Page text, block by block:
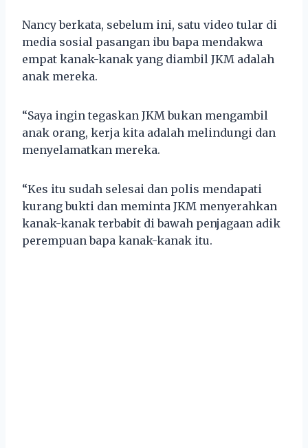
Nancy berkata, sebelum ini, satu video tular di
media sosial pasangan ibu bapa mendakwa
empat kanak-kanak yang diambil JKM adalah
anak mereka.
“Saya ingin tegaskan JKM bukan mengambil
anak orang, kerja kita adalah melindungi dan
menyelamatkan mereka.
“Kes itu sudah selesai dan polis mendapati
kurang bukti dan meminta JKM menyerahkan
kanak-kanak terbabit di bawah penjagaan adik
perempuan bapa kanak-kanak itu.